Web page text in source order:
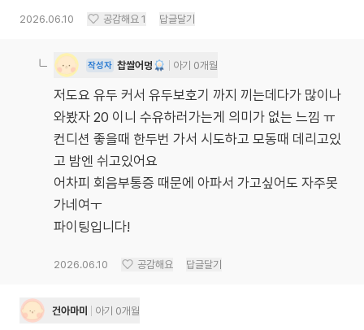
2026.06.10 공감해요 1 답글달기
작성자 찹쌀어멍 아기 0개월
저도요 유두 커서 유두보호기 까지 끼는데다가 많이나
와봤자 20 이니 수유하러가는게 의미가 없는 느낌 ㅠ
컨디션 좋을때 한두번 가서 시도하고 모동때 데리고있
고 밤엔 쉬고있어요
어차피 회음부통증 때문에 아파서 가고싶어도 자주못
가네여ㅜ
파이팅입니다!
2026.06.10 공감해요 답글달기
건아마미 아기 0개월